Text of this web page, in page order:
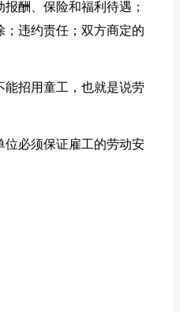
酬、保险和福利待遇；
违约责任；双方商定的
能招用童工，也就是说劳
位必须保证雇工的劳动安